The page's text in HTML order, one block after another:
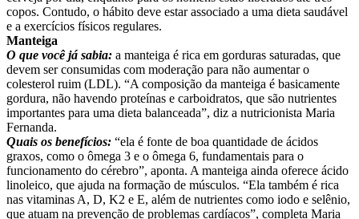
copos. Contudo, o hábito deve estar associado a uma dieta saudável
e a exercícios físicos regulares.
Manteiga
O que você já sabia: a manteiga é rica em gorduras saturadas, que
devem ser consumidas com moderação para não aumentar o
colesterol ruim (LDL). “A composição da manteiga é basicamente
gordura, não havendo proteínas e carboidratos, que são nutrientes
importantes para uma dieta balanceada”, diz a nutricionista Maria
Fernanda.
Quais os benefícios: “ela é fonte de boa quantidade de ácidos
graxos, como o ômega 3 e o ômega 6, fundamentais para o
funcionamento do cérebro”, aponta. A manteiga ainda oferece ácido
linoleico, que ajuda na formação de músculos. “Ela também é rica
nas vitaminas A, D, K2 e E, além de nutrientes como iodo e selênio,
que atuam na prevenção de problemas cardíacos”, completa Maria